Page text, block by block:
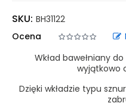
SKU: BH31122
Ocena
Wkład bawełniany
wyjątkowo
Dzięki wkładzie typu